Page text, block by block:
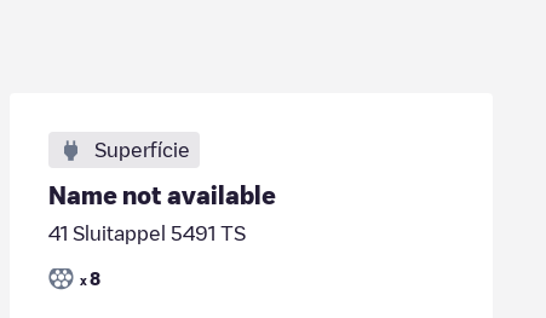
Superfície
Name not available
41 Sluitappel 5491 TS
x 8